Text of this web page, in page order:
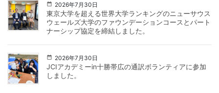
2026年7月30日
東京大学を超える世界大学ランキングのニューサウス
ウェールズ大学のファウンデーションコースとパート
ナーシップ協定を締結しました。
2026年7月30日
JCIアカデミーin十勝帯広の通訳ボランティアに参加
しました。